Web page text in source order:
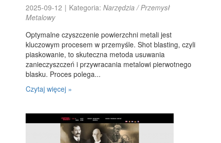
2025-09-12 | Kategoria:Narzędzia / Przemysł
Metalowy
Optymalne czyszczenie powierzchni metali jest
kluczowym procesem w przemyśle. Shot blasting, czyli
piaskowanie, to skuteczna metoda usuwania
zanieczyszczeń i przywracania metalowi pierwotnego
blasku. Proces polega...
Czytaj więcej »